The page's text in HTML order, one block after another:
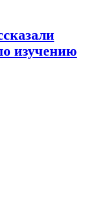
изучению